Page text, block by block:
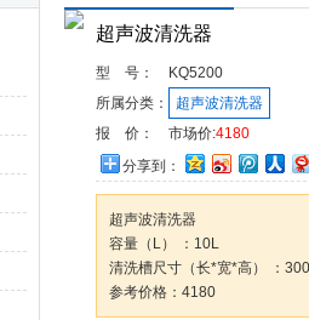
超声波清洗器
型 号：
KQ5200
所属分类：
超声波清洗器
报 价：
市场价:4180
分享到：
超声波清洗器
容量（L） ：10L
清洗槽尺寸（长*宽*高） ：
参考价格：4180